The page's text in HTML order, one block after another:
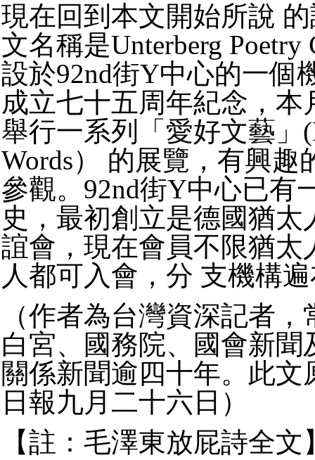
現在回到本文開始所說
文名稱是Unterberg Poetry
設於92nd街Y中心的一個
成立七十五周年紀念，本
舉行一系列「愛好文藝」
Words） 的展覽，有興趣
參觀。92nd街Y中心已有
史，最初創立是德國猶太
誼會，現在會員不限猶太
人都可入會，分 支機構
（作者為台灣資深記者
白宮、國務院、國會新聞
關係新聞逾四十年。此文
日報九月二十六日）
【註：毛澤東放屁詩全文